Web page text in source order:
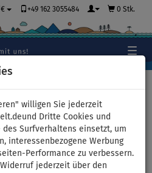
willigen Sie jederzeit
Dritte Cookies und
des Surfverhaltens einsetzt, um
interessenbezogene Werbung
Performance zu verbessern.
jederzeit über den
€ +49 162 3055484 0 Stk.
für SUP-Boards